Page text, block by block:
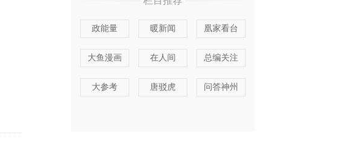
政能量 暖新闻 凰家看台
大鱼漫画 在人间 总编关注
大参考 唐驳虎 问答神州